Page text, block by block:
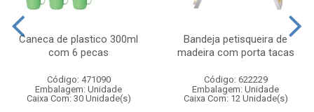
Caneca de plastico 300ml
com 6 pecas
Código: 471090
Embalagem: Unidade
Caixa Com: 30 Unidade(s)
Bandeja petisqueira de
madeira com porta tacas
Código: 622229
Embalagem: Unidade
Caixa Com: 12 Unidade(s)